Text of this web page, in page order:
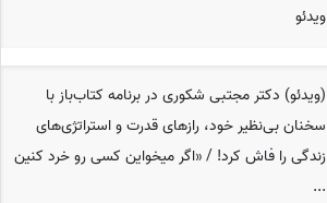
ویدئو
(ویدئو) دکتر مجتبی شکوری در برنامه کتاب‌باز با
سخنان بی‌نظیر خود، رازهای قدرت و استراتژی‌های
زندگی را فاش کرد! / «اگر میخواین کسی رو خرد کنین
...